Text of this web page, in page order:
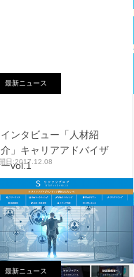
最新ニュース
インタビュー「人材紹
介」キャリアアドバイザ
ーvol.12017.12.08
最新ニュース